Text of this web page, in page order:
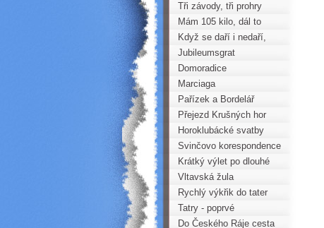
Tři závody, tři prohry
Mám 105 kilo, dál to
nejde....
Když se daří i nedaří,
aneb turistka v Julských
Alpách
Jubileumsgrat
Domoradice
Marciaga
Pařízek a Bordelář
Přejezd Krušných hor
(PKH) na běžkách
Horoklubácké svatby
Svinčovo korespondence
Krátký výlet po dlouhé
době
Vltavská žula
Rychlý výkřik do tater
Tatry - poprvé
Do Českého Ráje cesta